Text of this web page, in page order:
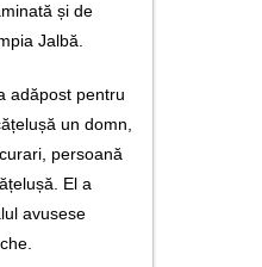
și de
Jalbă.
adăpost pentru
un domn,
persoană
El a
avusese